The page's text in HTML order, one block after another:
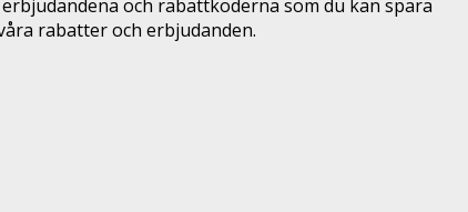
och rabattkoderna som du kan spara
rabatter och erbjudanden.